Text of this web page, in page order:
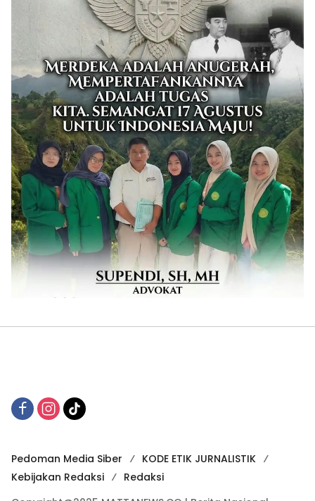
Pedoman Media Siber
KODE ETIK JURNALISTIK
Kebijakan Redaksi
Redaksi